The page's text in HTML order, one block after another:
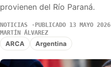
provienen del Río Paraná.
NOTICIAS PUBLICADO 13 MAYO 2026
MARTÍN ÁLVAREZ
ARCA Argentina